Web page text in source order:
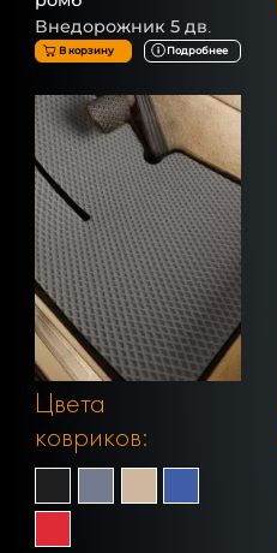
Внедорожник 5 дв.
В корзину Подробнее
Цвета
ковриков: